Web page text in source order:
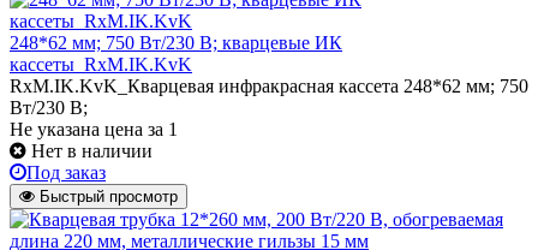
248*62 мм; 750 Вт/230 В; кварцевые ИК
кассеты_RxM.IK.KvK
RxM.IK.KvK_Кварцевая инфракрасная кассета 248*62 мм; 750
Вт/230 В;
Не указана цена за 1
Нет в наличии
Под заказ
Быстрый просмотр